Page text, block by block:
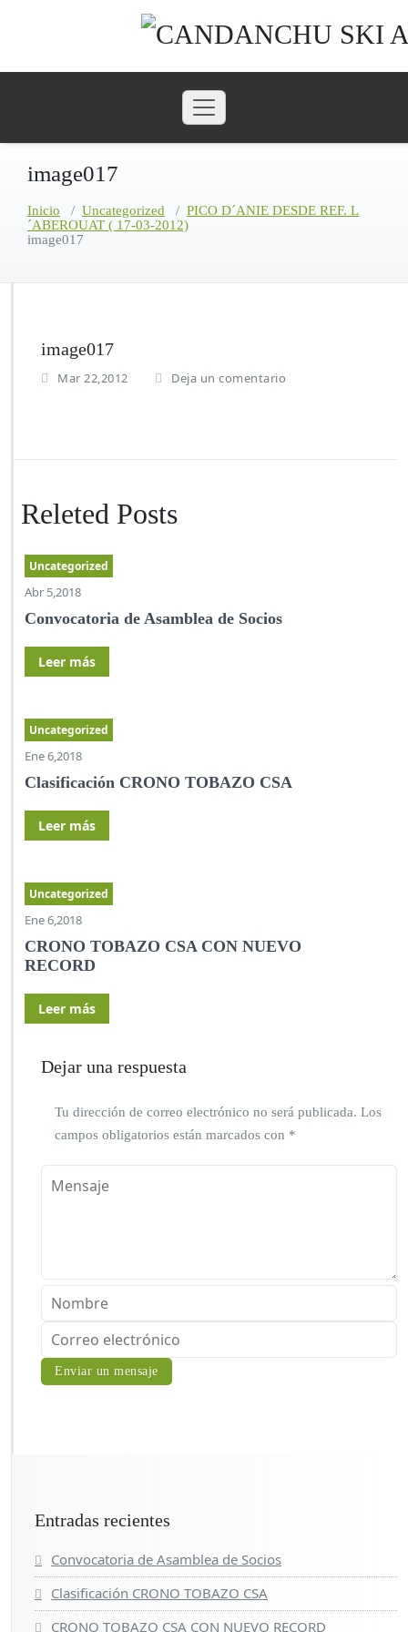
image017
Inicio / Uncategorized / PICO D´ANIE DESDE REF. L
´ABEROUAT ( 17-03-2012)
image017
image017
Mar 22,2012 Deja un comentario
Releted Posts
Uncategorized
Abr 5,2018
Convocatoria de Asamblea de Socios
Leer más
Uncategorized
Ene 6,2018
Clasificación CRONO TOBAZO CSA
Leer más
Uncategorized
Ene 6,2018
CRONO TOBAZO CSA CON NUEVO
RECORD
Leer más
Dejar una respuesta
Tu dirección de correo electrónico no será publicada. Los
campos obligatorios están marcados con *
Entradas recientes
Convocatoria de Asamblea de Socios
Clasificación CRONO TOBAZO CSA
CRONO TOBAZO CSA CON NUEVO RECORD